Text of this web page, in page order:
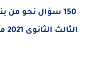
150 سؤال نحو من
الثالث الثانوى 2021 مستر رضا الفاروق